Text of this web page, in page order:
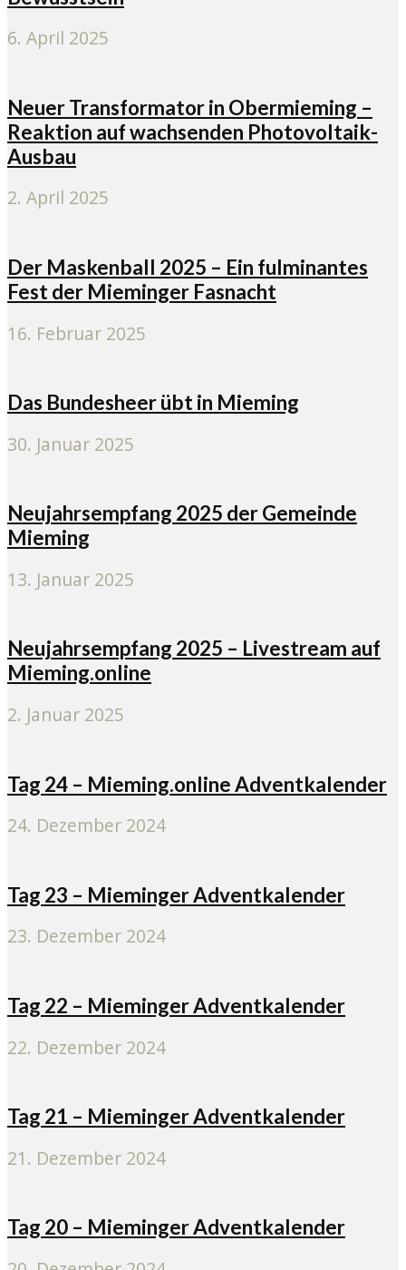
6. April 2025
Neuer Transformator in Obermieming –
Reaktion auf wachsenden Photovoltaik-
Ausbau
2. April 2025
Der Maskenball 2025 – Ein fulminantes
Fest der Mieminger Fasnacht
16. Februar 2025
Das Bundesheer übt in Mieming
30. Januar 2025
Neujahrsempfang 2025 der Gemeinde
Mieming
13. Januar 2025
Neujahrsempfang 2025 – Livestream auf
Mieming.online
2. Januar 2025
Tag 24 – Mieming.online Adventkalender
24. Dezember 2024
Tag 23 – Mieminger Adventkalender
23. Dezember 2024
Tag 22 – Mieminger Adventkalender
22. Dezember 2024
Tag 21 – Mieminger Adventkalender
21. Dezember 2024
Tag 20 – Mieminger Adventkalender